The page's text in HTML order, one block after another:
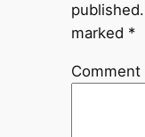
published.
marked *
Comment